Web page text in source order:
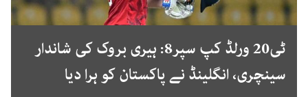
ٹی20 ورلڈ کپ سپر8: ہیری بروک کی شاندار
سینچری، انگلینڈ نے پاکستان کو ہرا دیا